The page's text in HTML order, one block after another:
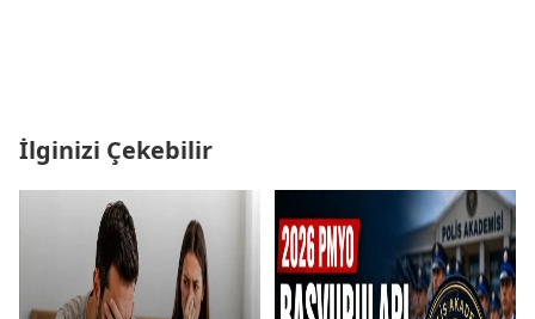
İlginizi Çekebilir